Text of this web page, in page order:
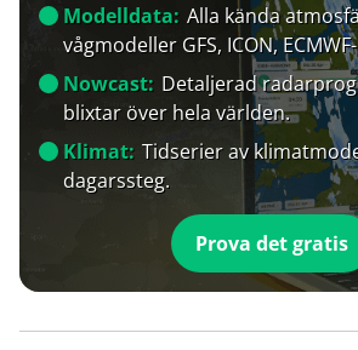
Modelldata: Alla kända
vågmodeller GFS, ICON,
Nowcast: Detaljerad
blixtar över hela världen.
Klimat: Tidserier av
dagarssteg.
Prova det gratis